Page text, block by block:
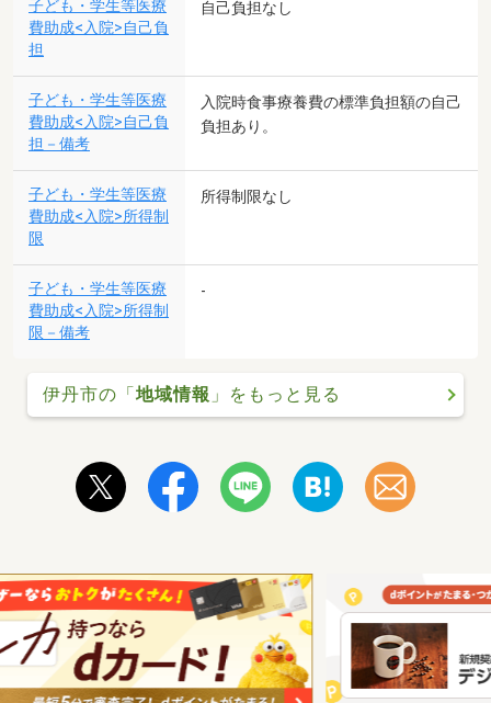
子ども・学生等医療
費助成<入院>自己負
担
自己負担なし
子ども・学生等医療
費助成<入院>自己負
担－備考
入院時食事療養費の標準負担額の自己
負担あり。
子ども・学生等医療
費助成<入院>所得制
限
所得制限なし
子ども・学生等医療
費助成<入院>所得制
限－備考
-
伊丹市の「 地域情報 」をもっと見る